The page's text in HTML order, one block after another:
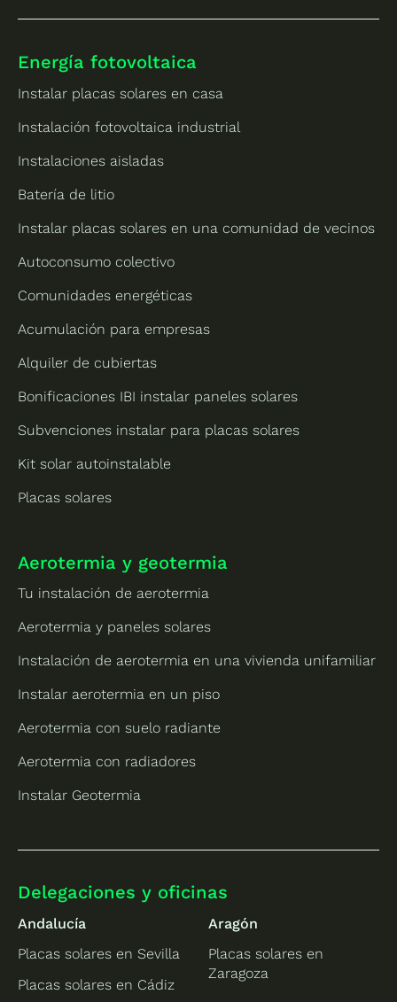
Energía fotovoltaica
Instalar placas solares en casa
Instalación fotovoltaica industrial
Instalaciones aisladas
Batería de litio
Instalar placas solares en una comunidad de vecinos
Autoconsumo colectivo
Comunidades energéticas
Acumulación para empresas
Alquiler de cubiertas
Bonificaciones IBI instalar paneles solares
Subvenciones instalar para placas solares
Kit solar autoinstalable
Placas solares
Aerotermia y geotermia
Tu instalación de aerotermia
Aerotermia y paneles solares
Instalación de aerotermia en una vivienda unifamiliar
Instalar aerotermia en un piso
Aerotermia con suelo radiante
Aerotermia con radiadores
Instalar Geotermia
Delegaciones y oficinas
Andalucía
Placas solares en Sevilla
Placas solares en Cádiz
Aragón
Placas solares en
Zaragoza